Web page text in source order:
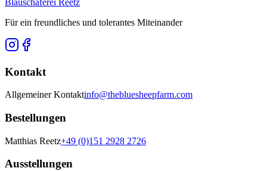
Für ein freundliches und tolerantes Miteinander
Kontakt
Allgemeiner Kontaktinfo@thebluesheepfarm.com
Bestellungen
Matthias Reetz+49 (0)151 2928 2726
Ausstellungen